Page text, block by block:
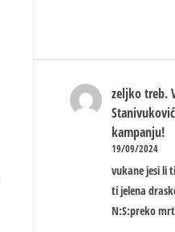
zeljko treb.
kampanju!
19/09/2024
vukane jesi li
ti jelena
N:S:preko